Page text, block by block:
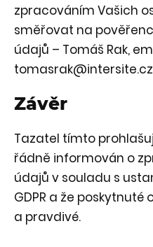
zpracováním Vašich
směřovat na
údajů – Tomáš Rak,
tomasrak@intersite.cz
Závěr
Tazatel tímto
řádně informován o
údajů v souladu s
GDPR a že
a pravdivé.